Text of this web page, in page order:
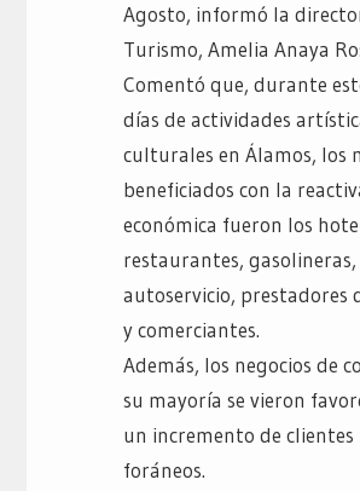
Agosto, informó la
Turismo, Amelia Anaya
Comentó que, durante
días de actividades
culturales en Álamos, los
beneficiados con la
económica fueron los
restaurantes,
autoservicio, prestadores
y comerciantes.
Además, los negocios de
su mayoría se vieron
un incremento de clientes
foráneos.